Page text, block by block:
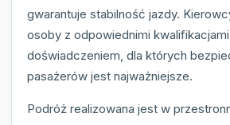
gwarantuje stabilność jazdy.
osoby z odpowiednimi kwalifikacjami
doświadczeniem, dla których
pasażerów jest najważniejsze.
Podróż realizowana jest w